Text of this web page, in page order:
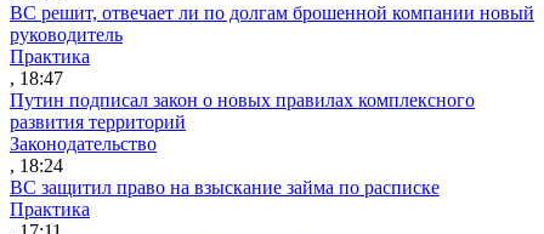
ВС решит, отвечает ли по долгам брошенной компании новый
руководитель
Практика
, 18:47
Путин подписал закон о новых правилах комплексного
развития территорий
Законодательство
, 18:24
ВС защитил право на взыскание займа по расписке
Практика